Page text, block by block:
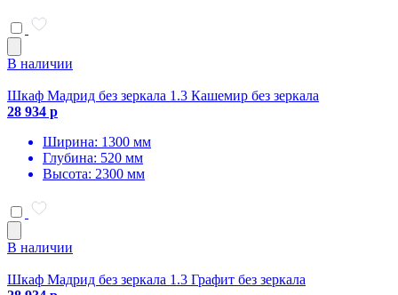
В наличии
Шкаф Мадрид без зеркала 1.3 Кашемир без зеркала
28 934 р
Ширина: 1300 мм
Глубина: 520 мм
Высота: 2300 мм
В наличии
Шкаф Мадрид без зеркала 1.3 Графит без зеркала